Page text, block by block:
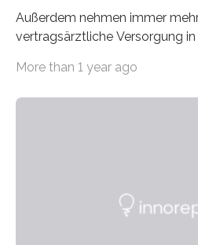
Außerdem nehmen immer
vertragsärztliche Versorgung
More than 1 year ago